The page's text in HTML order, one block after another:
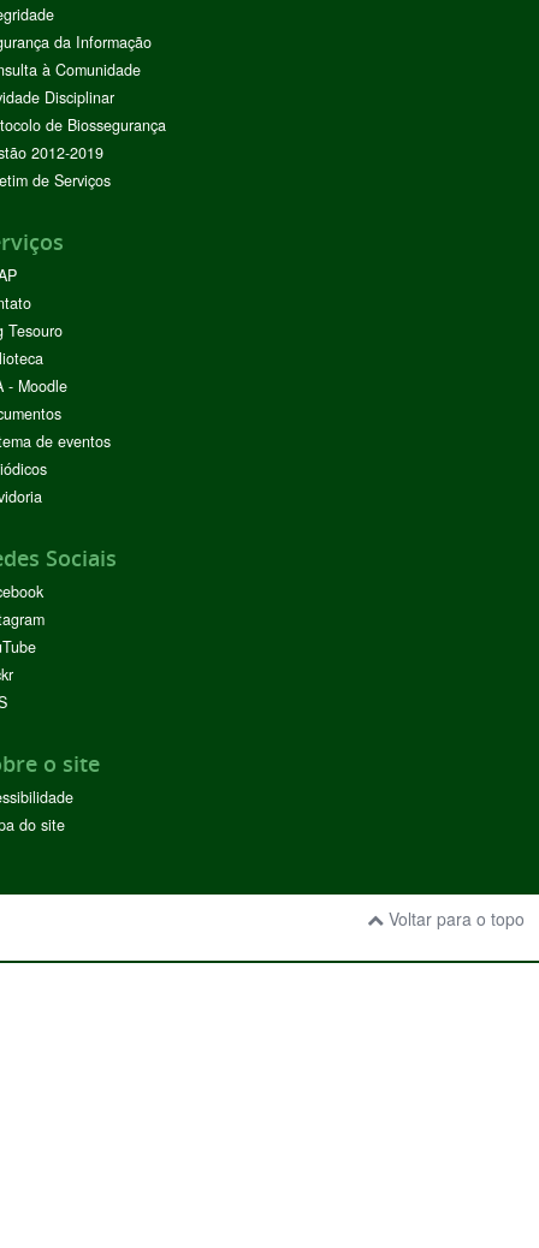
da Informação
à Comunidade
Disciplinar
de Biossegurança
2012-2019
de Serviços
Tesouro
- Moodle
de eventos
Sociais
o site
do site
Voltar para o topo